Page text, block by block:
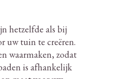
hetzelfde als bij
uw tuin te creëren.
waarmaken, zodat
is afhankelijk